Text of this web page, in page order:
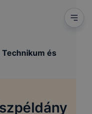
Technikum és